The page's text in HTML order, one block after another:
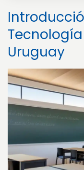
Tecnología
Uruguay